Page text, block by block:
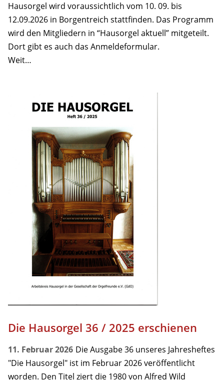
Hausorgel wird voraussichtlich vom 10. 09. bis
12.09.2026 in Borgentreich stattfinden. Das Programm
wird den Mitgliedern in “Hausorgel aktuell” mitgeteilt.
Dort gibt es auch das Anmeldeformular.
Weit…
Die Hausorgel 36 / 2025 erschienen
11. Februar 2026 Die Ausgabe 36 unseres Jahresheftes
"Die Hausorgel" ist im Februar 2026 veröffentlicht
worden. Den Titel ziert die 1980 von Alfred Wild